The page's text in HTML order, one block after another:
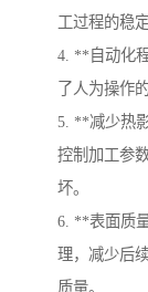
工过程的稳
4. **自动化
了人为操作
5. **减少热
控制加工参
坏。
6. **表面质
理，减少后
质量。